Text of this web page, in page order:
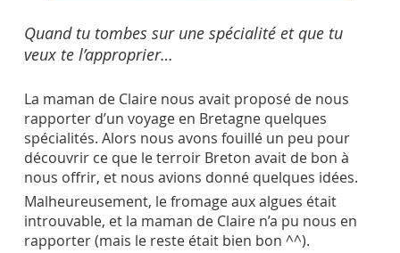
Quand tu tombes sur une spécialité et que tu
veux te l’approprier…
La maman de Claire nous avait proposé de nous
rapporter d’un voyage en Bretagne quelques
spécialités. Alors nous avons fouillé un peu pour
découvrir ce que le terroir Breton avait de bon à
nous offrir, et nous avions donné quelques idées.
Malheureusement, le fromage aux algues était
introuvable, et la maman de Claire n’a pu nous en
rapporter (mais le reste était bien bon ^^).